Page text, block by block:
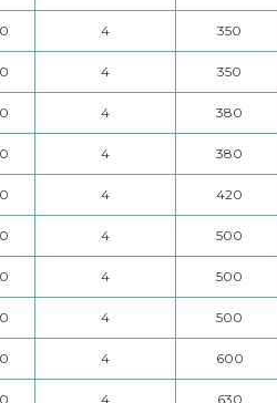
4 350
4 350
4 380
4 380
4 420
4 500
4 500
4 500
4 600
4 630